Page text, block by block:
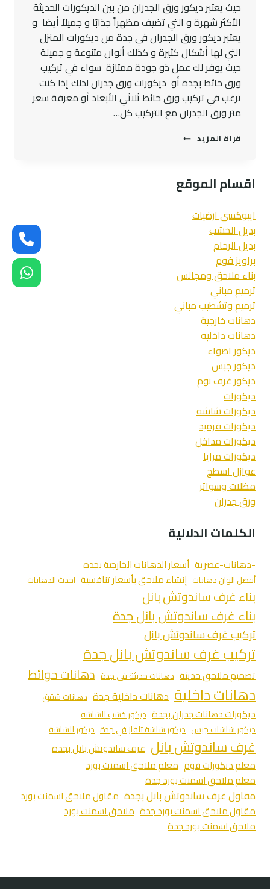
حيث يعتبر ديكور ورق الجدران من بين الديكورات الحديثة
الأكثر شهرة و التي تضيف مظهراً جذابًا و جميلاً أيضا و
يعتبر ديكور ورق الجدران في جدة من ديكورات المنزل
التي لها أشكال كثيرة و كذلك ألوان متنوعة و جميلة
حيث يوفر لك عمل ذو جودة ممتازة سواء في تركيب
ورق حائط بجدة أو ديكورات ورق جدران لذلك إذا كنت
ترغب في تركيب ورق حائط ثلاثي الأبعاد أو معرفة سعر
متر ورق الجدران مع التركيب كل…
قراة المزيد تركيب
ت:
0545300912
ورق
ورق
–
عامل
اقسام الموقع
ايبوكسي ارضيات
بديل الخشب
بديل الرخام
براويز فوم
بناء ملاحق ومجالس
ترميم مباني
ترميم وتشطيب مباني
دهانات خارجية
دهانات داخليه
ديكور اضواء
ديكور جبس
ديكور غرف نوم
ديكورات
ديكورات شاشه
ديكورات قرميد
ديكورات مداخل
ديكورات مرايا
عوازل اسطح
مظلات وسواتر
ورق جدران
الكلمات الدلالية
-دهانات-عصرية أسعار الدهانات الخارجية بجده
أفضل الوان دهانات إنشاء ملاحق بأسعار تنافسية احدث الدهانات
بناء غرف ساندوتش بانل
بناء غرف ساندوتش بانل جدة
تركيب غرف ساندوتش بانل
تركيب غرف ساندوتش بانل جدة
تصميم ملاحق حديثة دهانات حديثة في جدة دهانات حوائط
دهانات داخلية دهانات داخلية جدة دهانات شقق
ديكورات دهانات جدران بجدة ديكور خشب للشاشه
ديكور شاشات جبس ديكور شاشة تلفاز في جدة ديكور للشاشة
غرف ساندوتش بانل غرف ساندوتش بانل بجدة
معلم ديكورات فوم معلم ملاحق اسمنت بورد
معلم ملاحق اسمنت بورد جدة
مقاول غرف ساندوتش بانل بجدة مقاول ملاحق اسمنت بورد
مقاول ملاحق اسمنت بورد جدة ملاحق اسمنت بورد
ملاحق اسمنت بورد جدة